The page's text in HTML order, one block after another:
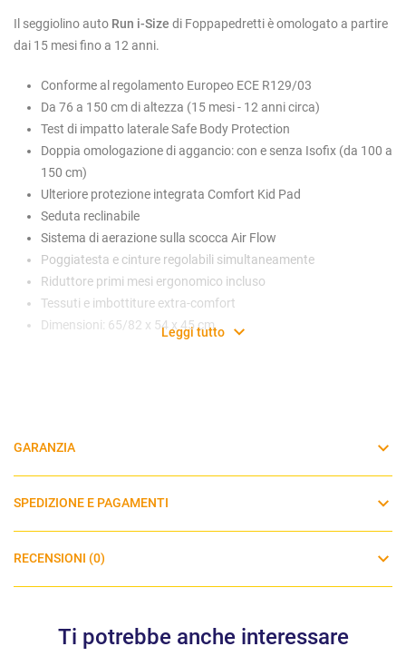
Il seggiolino auto Run i-Size di Foppapedretti è omologato a partire
dai 15 mesi fino a 12 anni.
Conforme al regolamento Europeo ECE R129/03
Da 76 a 150 cm di altezza (15 mesi - 12 anni circa)
Test di impatto laterale Safe Body Protection
Doppia omologazione di aggancio: con e senza Isofix (da 100 a
150 cm)
Ulteriore protezione integrata Comfort Kid Pad
Seduta reclinabile
Sistema di aerazione sulla scocca Air Flow
Poggiatesta e cinture regolabili simultaneamente
Riduttore primi mesi ergonomico incluso
Tessuti e imbottiture extra-comfort
Dimensioni: 65/82 x 54 x 45 cm
Leggi tutto
GARANZIA
SPEDIZIONE E PAGAMENTI
RECENSIONI (0)
Ti potrebbe anche interessare